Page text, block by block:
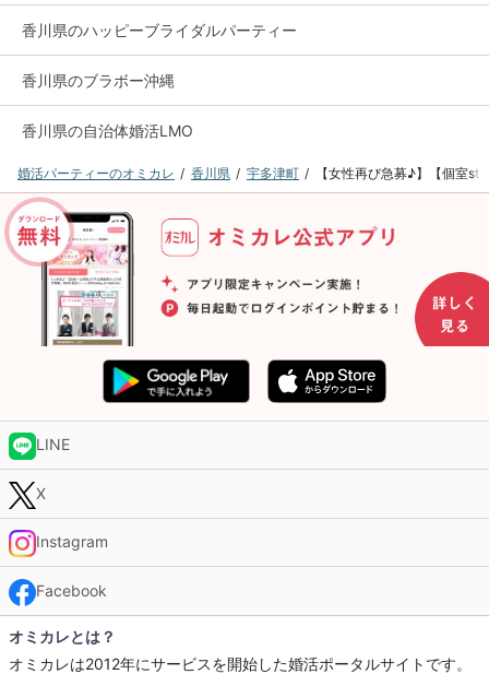
香川県のハッピーブライダルパーティー
香川県のブラボー沖縄
香川県の自治体婚活LMO
婚活パーティーのオミカレ 香川県 宇多津町 【女性再び急募♪】【個室
LINE
X
Instagram
Facebook
オミカレとは？
オミカレは2012年にサービスを開始した婚活ポータルサイトです。